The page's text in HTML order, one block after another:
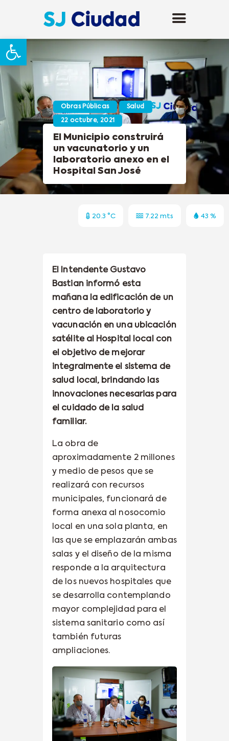
Abrir barra de herramientas
Obras Públicas Salud
22 octubre, 2021
El Municipio construirá
un vacunatorio y un
laboratorio anexo en el
Hospital San José
20.3 °C 7.22 mts 43 %
El Intendente Gustavo
Bastian informó esta
mañana la edificación de un
centro de laboratorio y
vacunación en una ubicación
satélite al Hospital local con
el objetivo de mejorar
integralmente el sistema de
salud local, brindando las
innovaciones necesarias para
el cuidado de la salud
familiar.
La obra de
aproximadamente 2 millones
y medio de pesos que se
realizará con recursos
municipales, funcionará de
forma anexa al nosocomio
local en una sola planta, en
las que se emplazarán ambas
salas y el diseño de la misma
responde a la arquitectura
de los nuevos hospitales que
se desarrolla contemplando
mayor complejidad para el
sistema sanitario como así
también futuras
ampliaciones.